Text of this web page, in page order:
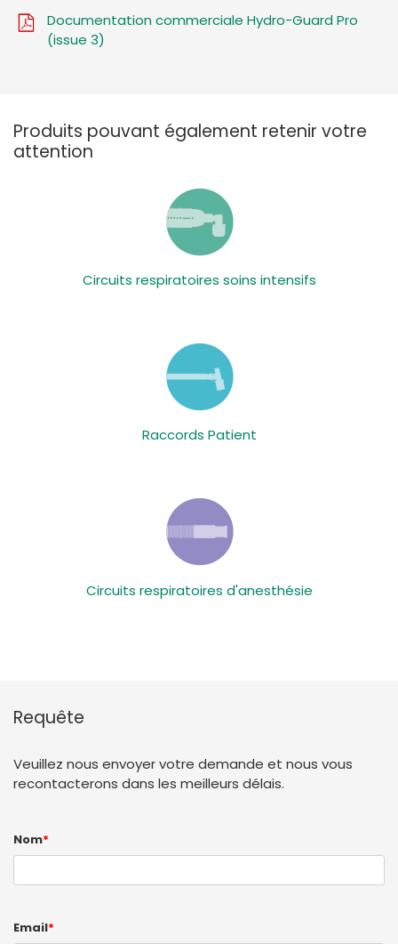
Documentation commerciale Hydro-Guard Pro
(issue 3)
Produits pouvant également retenir votre
attention
Circuits respiratoires soins intensifs
Raccords Patient
Circuits respiratoires d'anesthésie
Requête
Veuillez nous envoyer votre demande et nous vous
recontacterons dans les meilleurs délais.
Nom*
Email*